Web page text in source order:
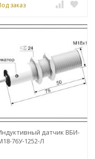
заказ
датчик ВБИ-
76У-1252-Л